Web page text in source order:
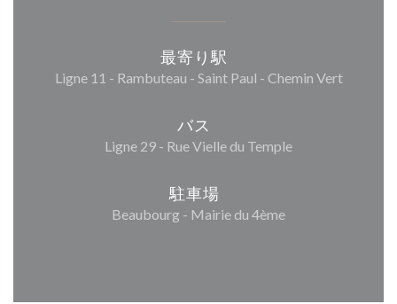
最寄り駅
Ligne 11 - Rambuteau - Saint Paul - Chemin Vert
バス
Ligne 29 - Rue Vielle du Temple
駐車場
Beaubourg - Mairie du 4ème